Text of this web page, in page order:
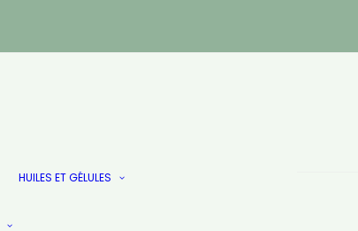
HUILES ET GÉLULES
Arômes & Liquides